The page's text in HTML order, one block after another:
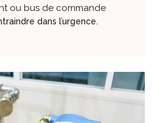
ou bus de commande
dans l’urgence.